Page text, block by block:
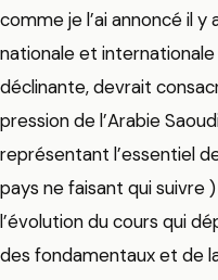
comme je l’ai annoncé il
nationale et
déclinante, devrait
pression de l’Arabie
représentant l’essentiel
pays ne faisant qui suivre
l’évolution du cours qui
des fondamentaux et de